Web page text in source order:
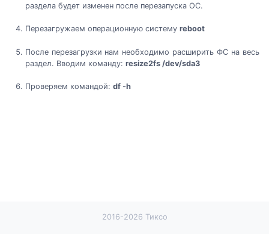
раздела будет изменен после перезапуска ОС.
Перезагружаем операционную систему reboot
После перезагрузки нам необходимо расширить ФС на весь
раздел. Вводим команду: resize2fs /dev/sda3
Проверяем командой: df -h
2016-2026 Тиксо